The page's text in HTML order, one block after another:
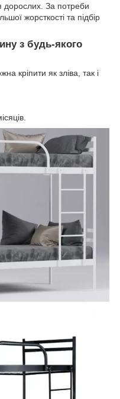
дорослих. За потреби
жорсткості та підбір
з будь-якого
кріпити як зліва, так і